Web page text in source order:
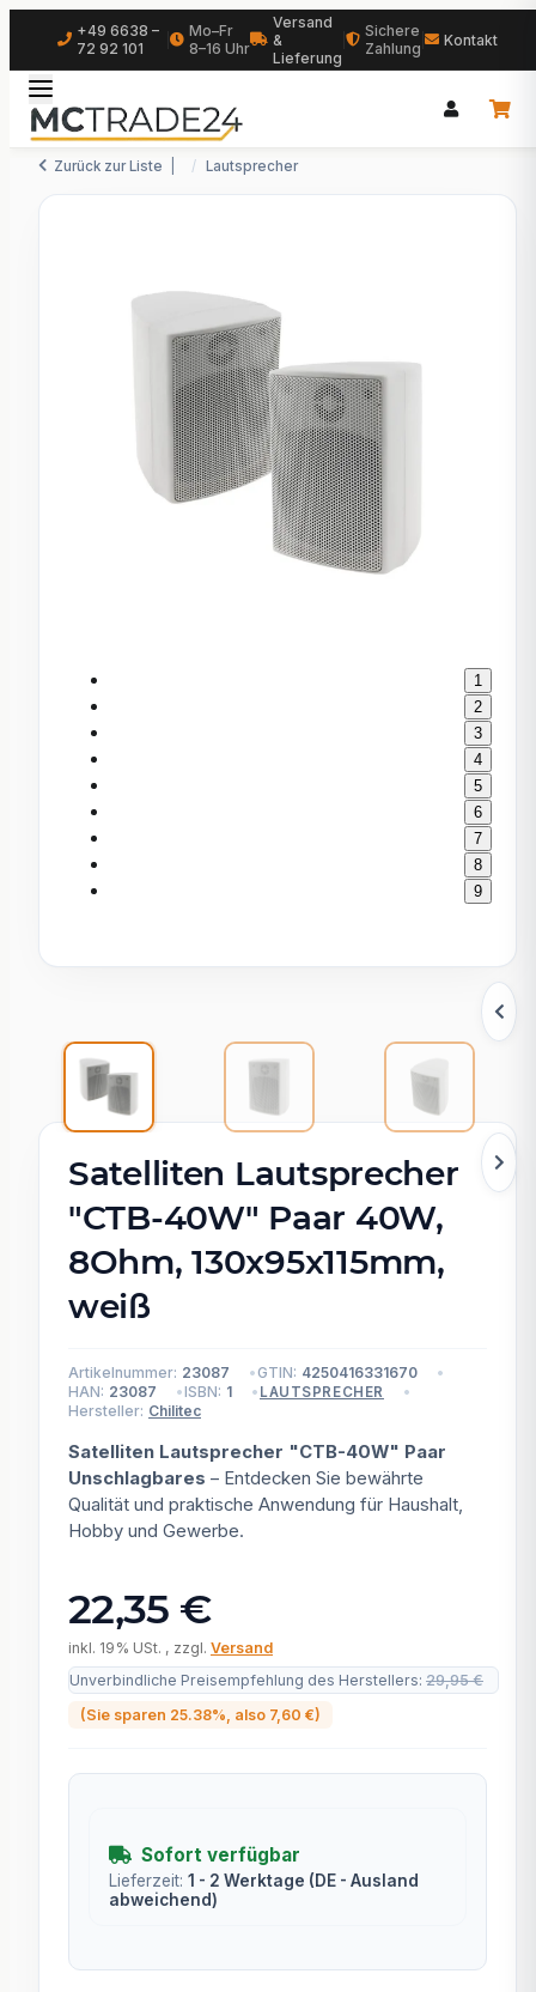
+49 6638 –
72 92 101
Mo–Fr
8–16 Uhr
Versand
&
Lieferung
Sichere
Zahlung
Kontakt
Zurück zur Liste Lautsprecher
1
2
3
4
5
6
7
8
9
Satelliten Lautsprecher
"CTB-40W" Paar 40W,
8Ohm, 130x95x115mm,
weiß
Artikelnummer: 23087 GTIN: 4250416331670
HAN: 23087 ISBN: 1 LAUTSPRECHER
Hersteller: Chilitec
Satelliten Lautsprecher "CTB-40W" Paar
Unschlagbares – Entdecken Sie bewährte
Qualität und praktische Anwendung für Haushalt,
Hobby und Gewerbe.
22,35 €
inkl. 19% USt. , zzgl. Versand
Unverbindliche Preisempfehlung des Herstellers: 29,95 €
(Sie sparen 25.38% , also 7,60 €)
Sofort verfügbar
Lieferzeit: 1 - 2 Werktage (DE - Ausland
abweichend)